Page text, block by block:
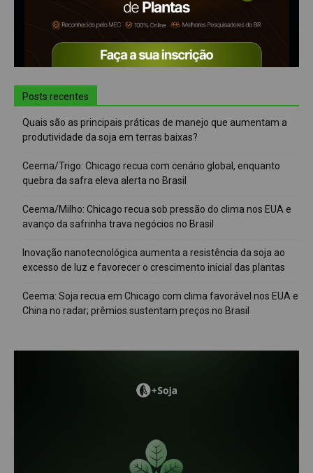
Posts recentes
Quais são as principais práticas de manejo que aumentam a
produtividade da soja em terras baixas?
Ceema/Trigo: Chicago recua com cenário global, enquanto
quebra da safra eleva alerta no Brasil
Ceema/Milho: Chicago recua sob pressão do clima nos EUA e
avanço da safrinha trava negócios no Brasil
Inovação nanotecnológica aumenta a resistência da soja ao
excesso de luz e favorecer o crescimento inicial das plantas
Ceema: Soja recua em Chicago com clima favorável nos EUA e
China no radar; prêmios sustentam preços no Brasil